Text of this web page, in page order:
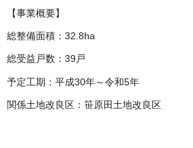
【事業概要】
総整備面積：32.8ha
総受益戸数：39戸
予定工期：平成30年～令和5年
関係土地改良区：笹原田土地改良区